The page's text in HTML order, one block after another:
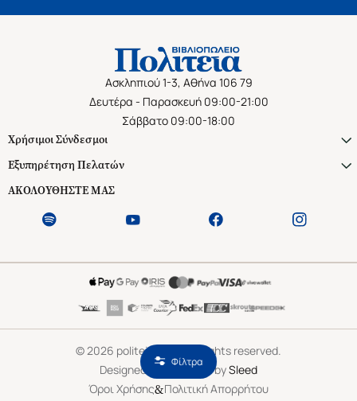
Φίλτρα
Ασκληπιού 1-3, Αθήνα 106 79
Δευτέρα - Παρασκευή 09:00-21:00
Σάββατο 09:00-18:00
Χρήσιμοι Σύνδεσμοι
Εξυπηρέτηση Πελατών
ΑΚΟΛΟΥΘΗΣΤΕ ΜΑΣ
©2026 politeianet.gr All rights reserved.
Designed & Developed bySleed
Όροι Χρήσης&Πολιτική Απορρήτου